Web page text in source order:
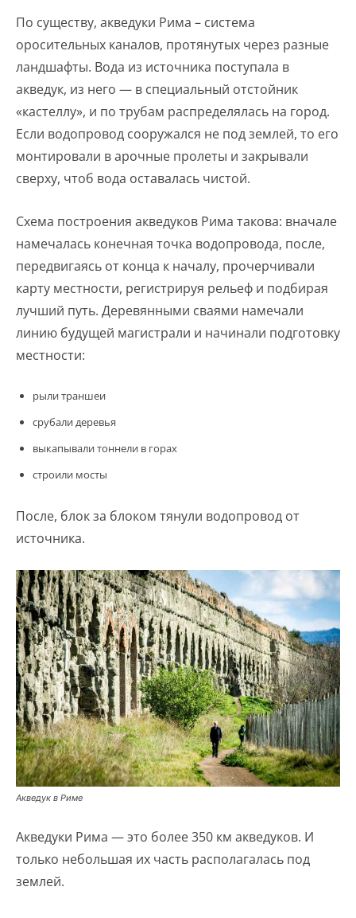
По существу, акведуки Рима – система
оросительных каналов, протянутых через разные
ландшафты. Вода из источника поступала в
акведук, из него — в специальный отстойник
«кастеллу», и по трубам распределялась на город.
Если водопровод сооружался не под землей, то его
монтировали в арочные пролеты и закрывали
сверху, чтоб вода оставалась чистой.
Схема построения акведуков Рима такова: вначале
намечалась конечная точка водопровода, после,
передвигаясь от конца к началу, прочерчивали
карту местности, регистрируя рельеф и подбирая
лучший путь. Деревянными сваями намечали
линию будущей магистрали и начинали подготовку
местности:
рыли траншеи
срубали деревья
выкапывали тоннели в горах
строили мосты
После, блок за блоком тянули водопровод от
источника.
Акведук в Риме
Акведуки Рима — это более 350 км акведуков. И
только небольшая их часть располагалась под
землей.